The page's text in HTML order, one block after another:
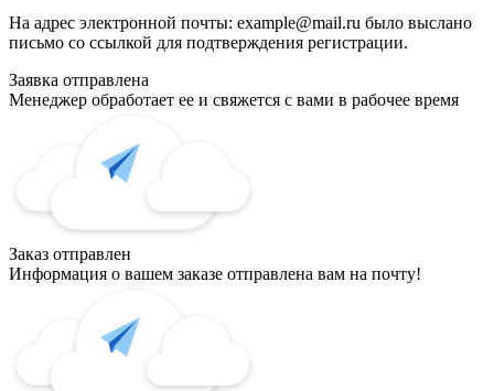
На адрес электронной почты: example@mail.ru было выслано
письмо со ссылкой для подтверждения регистрации.
Заявка отправлена
Менеджер обработает ее и свяжется с вами в рабочее время
Заказ отправлен
Информация о вашем заказе отправлена вам на почту!